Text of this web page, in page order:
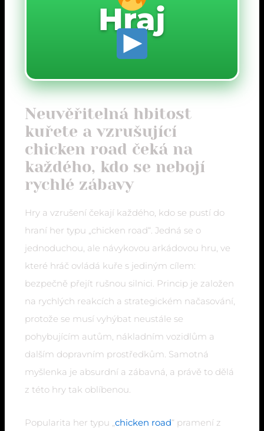
Hraj
Neuvěřitelná hbitost
kuřete a vzrušující
chicken road čeká na
každého, kdo se nebojí
rychlé zábavy
Hry a vzrušení čekají každého, kdo se pustí do
hraní her typu „chicken road“. Jedná se o
jednoduchou, ale návykovou arkádovou hru, ve
které hráč ovládá kuře s jediným cílem:
bezpečně přejít rušnou silnici. Princip je založen
na rychlých reakcích a strategickém načasování,
protože se musí vyhýbat neustále se
pohybujícím autům, nákladním vozidlům a
dalším dopravním prostředkům. Samotná
myšlenka je absurdní a zábavná, a právě to dělá
z této hry tak oblíbenou.
Popularita her typu „chicken road“ pramení z